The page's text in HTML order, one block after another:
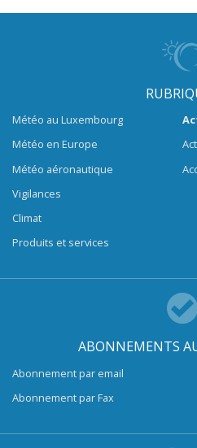
Météo au Luxembourg
Météo en Europe
Météo aéronautique
Vigilances
Climat
Produits et services
ABONNEMENTS
Abonnement par email
Abonnement par Fax